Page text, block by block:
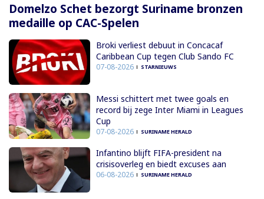
Domelzo Schet bezorgt Suriname bronzen
medaille op CAC-Spelen
Broki verliest debuut in Concacaf
Caribbean Cup tegen Club Sando FC
07-08-2026 STARNIEUWS
Messi schittert met twee goals en
record bij zege Inter Miami in Leagues
Cup
07-08-2026 SURINAME HERALD
Infantino blijft FIFA-president na
crisisoverleg en biedt excuses aan
06-08-2026 SURINAME HERALD